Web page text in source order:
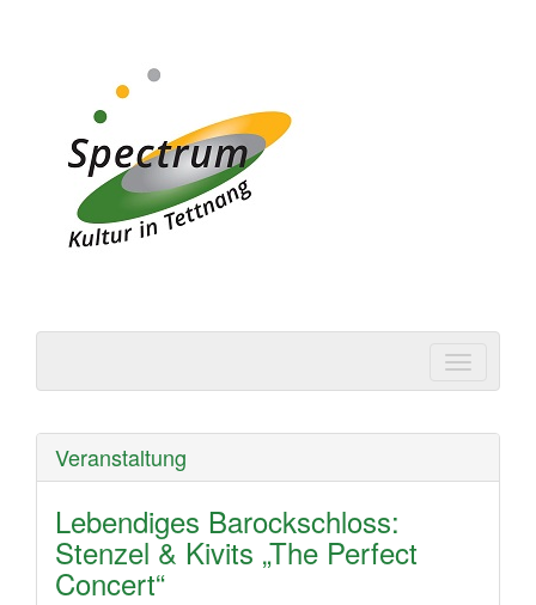
Tettnang
Veranstaltung
Lebendiges Barockschloss:
Stenzel & Kivits „The Perfect
Concert“